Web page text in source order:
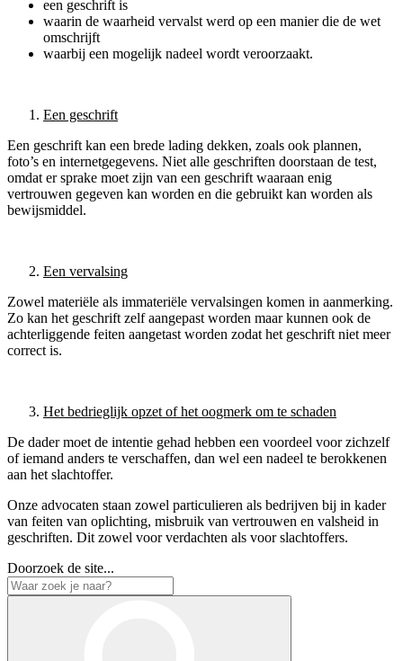
een geschrift is
waarin de waarheid vervalst werd op een manier die de wet
omschrijft
waarbij een mogelijk nadeel wordt veroorzaakt.
Een geschrift
Een geschrift kan een brede lading dekken, zoals ook plannen,
foto’s en internetgegevens. Niet alle geschriften doorstaan de test,
omdat er sprake moet zijn van een geschrift waaraan enig
vertrouwen gegeven kan worden en die gebruikt kan worden als
bewijsmiddel.
Een vervalsing
Zowel materiële als immateriële vervalsingen komen in aanmerking.
Zo kan het geschrift zelf aangepast worden maar kunnen ook de
achterliggende feiten aangetast worden zodat het geschrift niet meer
correct is.
Het bedrieglijk opzet of het oogmerk om te schaden
De dader moet de intentie gehad hebben een voordeel voor zichzelf
of iemand anders te verschaffen, dan wel een nadeel te berokkenen
aan het slachtoffer.
Onze advocaten staan zowel particulieren als bedrijven bij in kader
van feiten van oplichting, misbruik van vertrouwen en valsheid in
geschriften. Dit zowel voor verdachten als voor slachtoffers.
Doorzoek de site...